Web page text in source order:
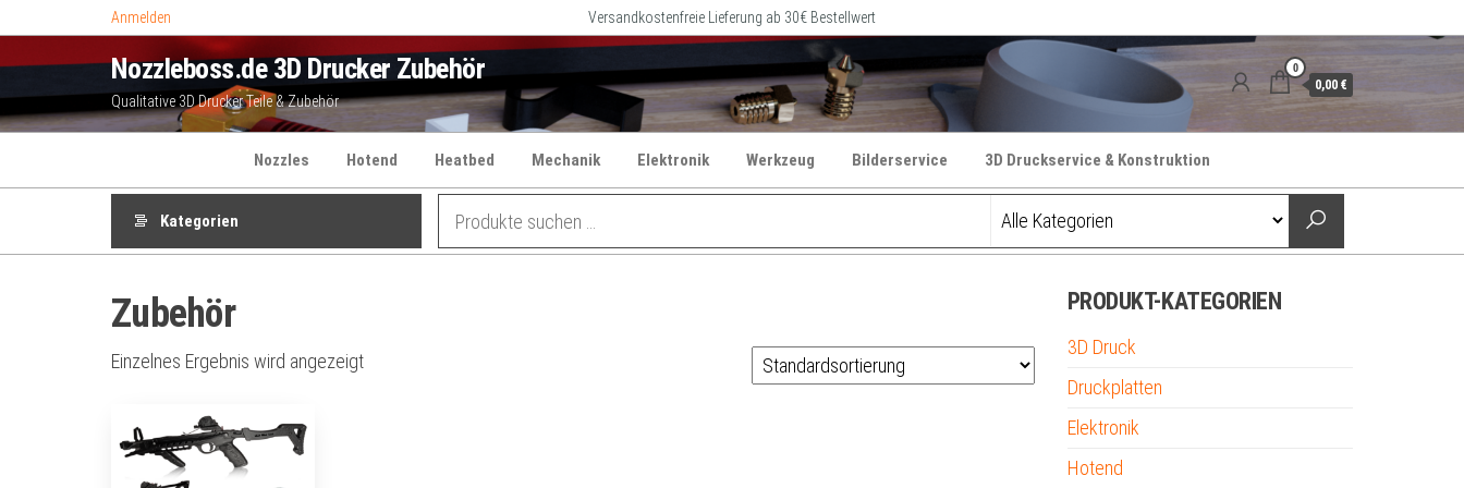
Anmelden Versandkostenfreie Lieferung ab 30€ Bestellwert
Nozzleboss.de 3D Drucker Zubehör
Qualitative 3D Drucker Teile & Zubehör
0
0,00 €
Nozzles Hotend Heatbed Mechanik Elektronik Werkzeug Bilderservice 3D Druckservice & Konstruktion
Kategorien
Zubehör
Einzelnes Ergebnis wird angezeigt
PRODUKT-KATEGORIEN
3D Druck
Druckplatten
Elektronik
Hotend